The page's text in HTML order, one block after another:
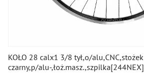
KOŁO 28 calx1 3/8 tył,o/alu,CNC,stożek
czarny,p/alu-,łoż.masz.,szpilka[244NEX]